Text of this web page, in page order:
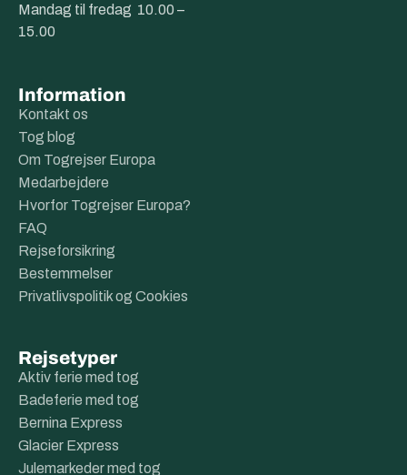
Mandag til fredag 10.00 –
15.00
Information
Kontakt os
Tog blog
Om Togrejser Europa
Medarbejdere
Hvorfor Togrejser Europa?
FAQ
Rejseforsikring
Bestemmelser
Privatlivspolitik og Cookies
Rejsetyper
Aktiv ferie med tog
Badeferie med tog
Bernina Express
Glacier Express
Julemarkeder med tog